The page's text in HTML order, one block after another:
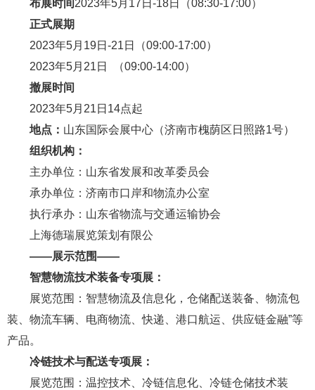
布展时间2023年5月17日-18日（08:30-17:00）
正式展期
2023年5月19日-21日（09:00-17:00）
2023年5月21日 （09:00-14:00）
撤展时间
2023年5月21日14点起
地点： 山东国际会展中心（济南市槐荫区日照路1号）
组织机构：
主办单位：山东省发展和改革委员会
承办单位：济南市口岸和物流办公室
执行承办：山东省物流与交通运输协会
上海德瑞展览策划有限公
——展示范围——
智慧物流技术装备专项展：
展览范围：智慧物流及信息化，仓储配送装备、物流包
装、物流车辆、电商物流、快递、港口航运、供应链金融”等
产品。
冷链技术与配送专项展：
展览范围：温控技术、冷链信息化、冷链仓储技术装